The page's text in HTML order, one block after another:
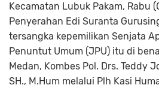
Kecamatan Lubuk Pakam, Rabu
Penyerahan Edi Suranta
tersangka kepemilikan Senjata
Penuntut Umum (JPU) itu di
Medan, Kombes Pol. Drs. Teddy
SH., M.Hum melalui Plh Kasi